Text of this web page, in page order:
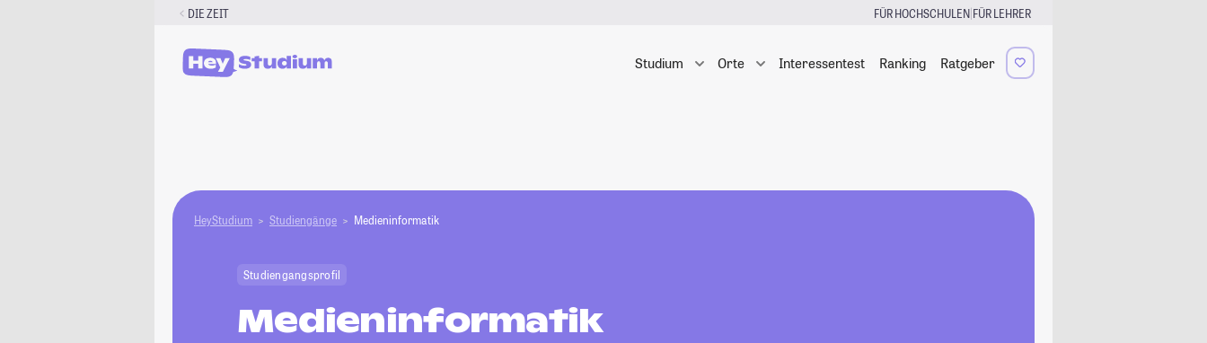
DIE ZEIT FÜR HOCHSCHULEN|FÜR LEHRER
Studium Orte Interessentest Ranking Ratgeber
HeyStudium Studiengänge Medieninformatik
Studiengangsprofil
Medieninformatik